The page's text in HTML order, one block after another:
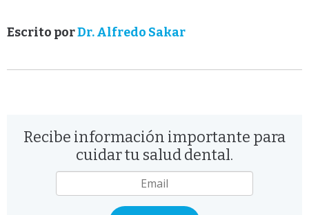
Escrito porDr. Alfredo Sakar
Recibe información importante para
cuidar tu salud dental.